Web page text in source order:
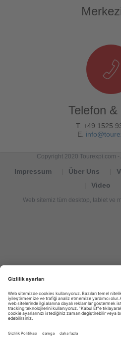
Telefon &
T. +49 1525
E.
Copyright 2020 Tourexpi.com
Impressum Über Uns
Video
Web sitemiz tüm desktop, tablet ve
de
Tourismus
Nachrichten,
новости